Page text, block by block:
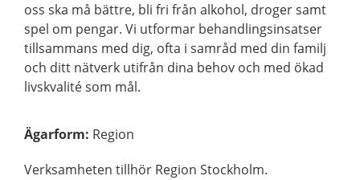
oss ska må bättre, bli fri från alkohol, droger samt
spel om pengar. Vi utformar behandlingsinsatser
tillsammans med dig, ofta i samråd med din familj
och ditt nätverk utifrån dina behov och med ökad
livskvalité som mål.
Ägarform: Region
Verksamheten tillhör Region Stockholm.